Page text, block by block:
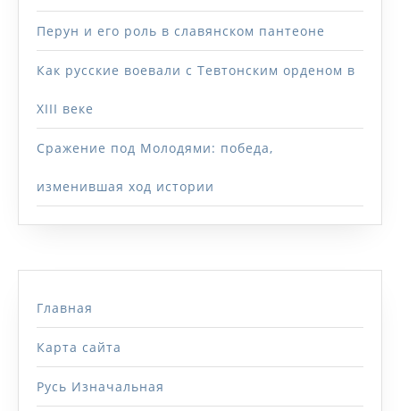
Перун и его роль в славянском пантеоне
Как русские воевали с Тевтонским орденом в
XIII веке
Сражение под Молодями: победа,
изменившая ход истории
Главная
Карта сайта
Русь Изначальная